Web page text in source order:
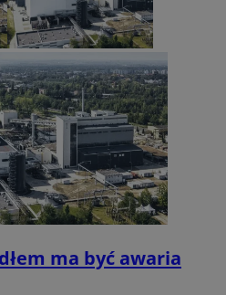
ma być awaria